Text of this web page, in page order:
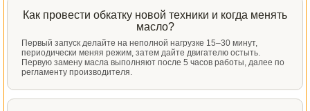
Как провести обкатку новой техники и когда менять
масло?
Первый запуск делайте на неполной нагрузке 15–30 минут,
периодически меняя режим, затем дайте двигателю остыть.
Первую замену масла выполняют после 5 часов работы, далее по
регламенту производителя.